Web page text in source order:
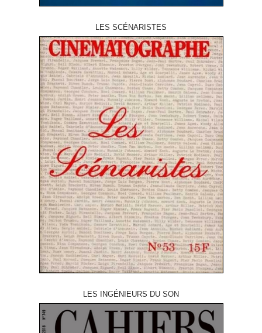
LES SCÉNARISTES
LES INGÉNIEURS DU SON